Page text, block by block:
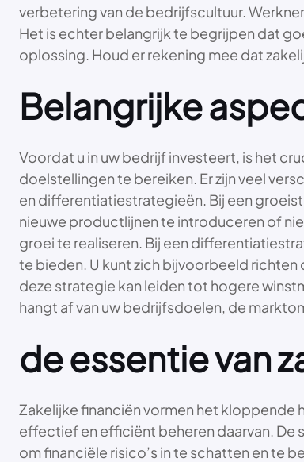
verbetering van de bedrijfscultuur.
Het is echter belangrijk te begrijpen dat
oplossing. Houd er rekening mee dat
Belangrijke
Voordat u in uw bedrijf investeert, is het
doelstellingen te bereiken. Er zijn veel
en differentiatiestrategieën. Bij een
nieuwe productlijnen te introduceren of
groei te realiseren. Bij een
te bieden. U kunt zich bijvoorbeeld
deze strategie kan leiden tot hogere
hangt af van uw bedrijfsdoelen, de
de essentie van
Zakelijke financiën vormen het kloppende
effectief en efficiënt beheren daarvan. De
om financiële risico’s in te schatten en te